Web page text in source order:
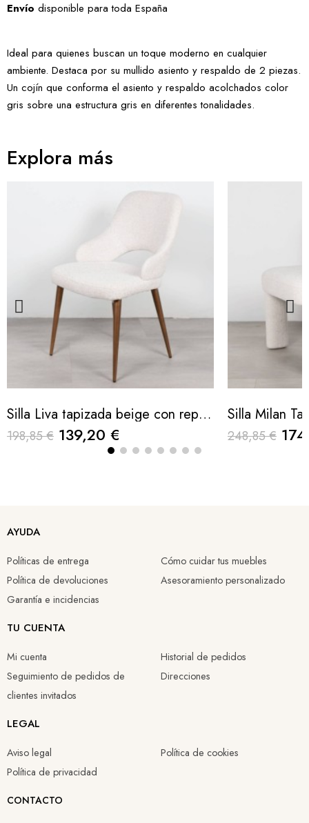
Envío disponible para toda España
Ideal para quienes buscan un toque moderno en cualquier
ambiente. Destaca por su mullido asiento y respaldo de 2 piezas.
Un cojín que conforma el asiento y respaldo acolchados color
gris sobre una estructura gris en diferentes tonalidades.
Explora más
Silla Liva tapizada beige con reposabrazos y patas metálicas
198,85 € 139,20 € 248,85 €
AYUDA
Políticas de entrega
Política de devoluciones
Garantía e incidencias
Cómo cuidar tus muebles
Asesoramiento personalizado
TU CUENTA
Mi cuenta
Seguimiento de pedidos de
clientes invitados
Historial de pedidos
Direcciones
LEGAL
Aviso legal
Política de privacidad
Política de cookies
CONTACTO